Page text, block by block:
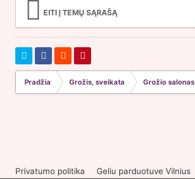
EITI Į TEMŲ SĄRAŠĄ
Pradžia Grožis, sveikata Grožio salonas
Privatumo politika Geliu parduotuve Vilnius